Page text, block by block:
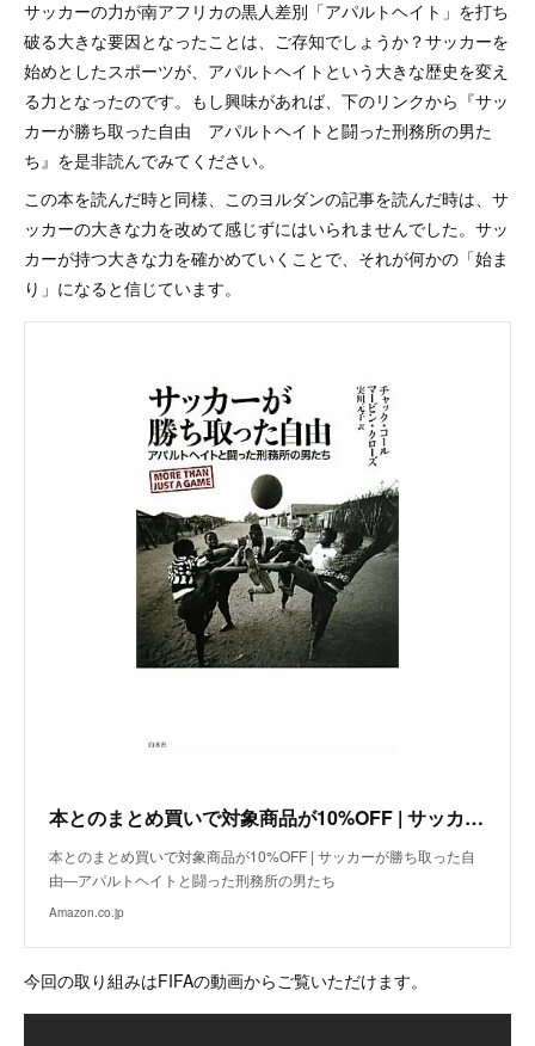
サッカーの力が南アフリカの黒人差別「アパルトヘイト」を打ち
破る大きな要因となったことは、ご存知でしょうか？サッカーを
始めとしたスポーツが、アパルトヘイトという大きな歴史を変え
る力となったのです。もし興味があれば、下のリンクから『サッ
カーが勝ち取った自由 アパルトヘイトと闘った刑務所の男た
ち』を是非読んでみてください。
この本を読んだ時と同様、このヨルダンの記事を読んだ時は、サ
ッカーの大きな力を改めて感じずにはいられませんでした。サッ
カーが持つ大きな力を確かめていくことで、それが何かの「始ま
り」になると信じています。
本とのまとめ買いで対象商品が10%OFF | サッカーが勝ち取った自由―アパルトヘイトと闘った刑務所の男たち
本とのまとめ買いで対象商品が10%OFF | サッカーが勝ち取った自
由―アパルトヘイトと闘った刑務所の男たち
Amazon.co.jp
今回の取り組みはFIFAの動画からご覧いただけます。